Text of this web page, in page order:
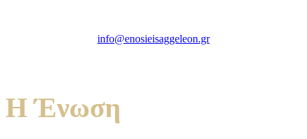
info@enosieisaggeleon.gr
Η Ένωση